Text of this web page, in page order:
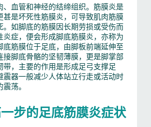
、血管和神经的结缔组织。筋膜炎是
甚是坏死性筋膜炎，可导致肌肉筋膜
。如脚底的筋膜因长期劳损或受伤而
炎症，便会形成脚底筋膜炎，亦称为
底筋膜位于足底，由脚板前端延伸至
接脚底骨骼的坚韧薄膜，更是脚掌部
带，主要的作用是形成足弓支撑足
震器一般减少人体站立行走或活动时
荡。
步的足底筋膜炎症状